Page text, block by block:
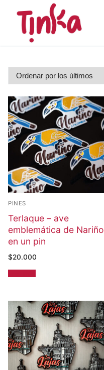
contenido
PINES
Terlaque – ave
emblemática de Nariño
en un pin
$20.000